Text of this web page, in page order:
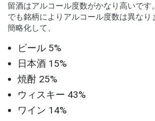
留酒はアルコール度数がかなり高いです
でも銘柄によりアルコール度数は異なり
簡略化して、
ビール 5%
日本酒 15%
焼酎 25%
ウィスキー 43%
ワイン 14%